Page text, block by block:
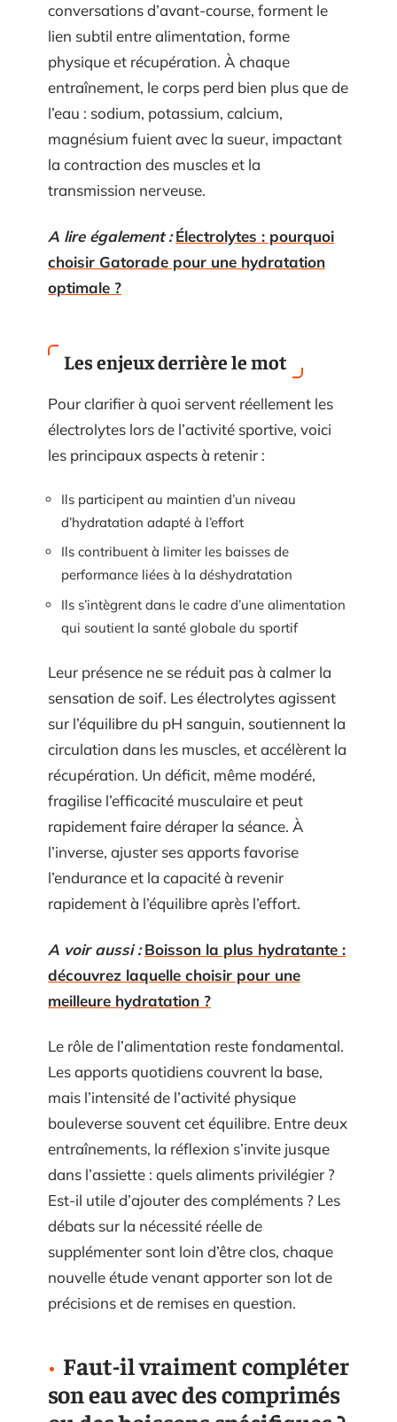
conversations d’avant-course, forment le
lien subtil entre alimentation, forme
physique et récupération. À chaque
entraînement, le corps perd bien plus que de
l’eau : sodium, potassium, calcium,
magnésium fuient avec la sueur, impactant
la contraction des muscles et la
transmission nerveuse.
A lire également : Électrolytes : pourquoi
choisir Gatorade pour une hydratation
optimale ?
Les enjeux derrière le mot
Pour clarifier à quoi servent réellement les
électrolytes lors de l’activité sportive, voici
les principaux aspects à retenir :
Ils participent au maintien d’un niveau
d’hydratation adapté à l’effort
Ils contribuent à limiter les baisses de
performance liées à la déshydratation
Ils s’intègrent dans le cadre d’une alimentation
qui soutient la santé globale du sportif
Leur présence ne se réduit pas à calmer la
sensation de soif. Les électrolytes agissent
sur l’équilibre du pH sanguin, soutiennent la
circulation dans les muscles, et accélèrent la
récupération. Un déficit, même modéré,
fragilise l’efficacité musculaire et peut
rapidement faire déraper la séance. À
l’inverse, ajuster ses apports favorise
l’endurance et la capacité à revenir
rapidement à l’équilibre après l’effort.
A voir aussi : Boisson la plus hydratante :
découvrez laquelle choisir pour une
meilleure hydratation ?
Le rôle de l’alimentation reste fondamental.
Les apports quotidiens couvrent la base,
mais l’intensité de l’activité physique
bouleverse souvent cet équilibre. Entre deux
entraînements, la réflexion s’invite jusque
dans l’assiette : quels aliments privilégier ?
Est-il utile d’ajouter des compléments ? Les
débats sur la nécessité réelle de
supplémenter sont loin d’être clos, chaque
nouvelle étude venant apporter son lot de
précisions et de remises en question.
Faut-il vraiment compléter
son eau avec des comprimés